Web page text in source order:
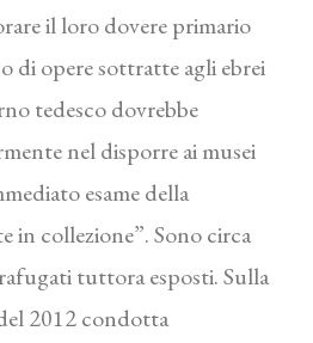
il loro dovere primario
di opere sottratte agli ebrei
tedesco dovrebbe
nel disporre ai musei
esame della
in collezione”. Sono circa
tuttora esposti. Sulla
2012 condotta